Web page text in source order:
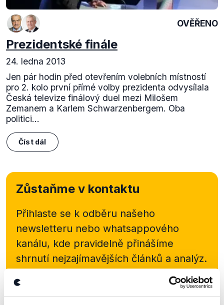
OVĚŘENO
Prezidentské finále
24. ledna 2013
Jen pár hodin před otevřením volebních místností
pro 2. kolo první přímé volby prezidenta odvysílala
Česká televize finálový duel mezi Milošem
Zemanem a Karlem Schwarzenbergem. Oba
politici...
Číst dál
Zůstaňme v kontaktu
Přihlaste se k odběru našeho
newsletteru nebo whatsappového
kanálu, kde pravidelně přinášíme
shrnutí nejzajímavějších článků a analýz.
Začněte nás odebírat, a mějte tak
přehled o tom, jaké dezinformace a